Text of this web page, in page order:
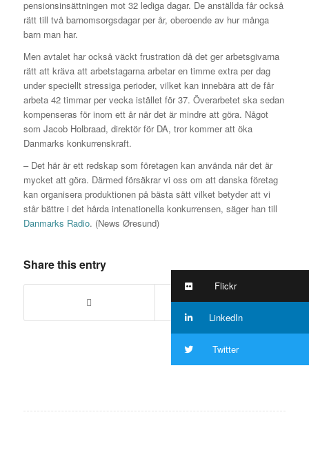
pensionsinsättningen mot 32 lediga dagar. De anställda får också
rätt till två barnomsorgsdagar per år, oberoende av hur många
barn man har.
Men avtalet har också väckt frustration då det ger arbetsgivarna
rätt att kräva att arbetstagarna arbetar en timme extra per dag
under speciellt stressiga perioder, vilket kan innebära att de får
arbeta 42 timmar per vecka istället för 37. Överarbetet ska sedan
kompenseras för inom ett år när det är mindre att göra. Något
som Jacob Holbraad, direktör för DA, tror kommer att öka
Danmarks konkurrenskraft.
– Det här är ett redskap som företagen kan använda när det är
mycket att göra. Därmed försäkrar vi oss om att danska företag
kan organisera produktionen på bästa sätt vilket betyder att vi
står bättre i det hårda intenationella konkurrensen, säger han till
Danmarks Radio. (News Øresund)
Share this entry
Flickr
LinkedIn
Twitter